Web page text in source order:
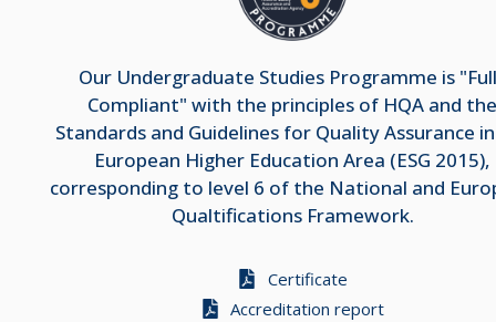
Our Undergraduate Studies Programme is
Compliant" with the principles of HQA and the
Standards and Guidelines for Quality Assurance
European Higher Education Area (ESG 2015),
corresponding to level 6 of the National and
Qualtifications Framework.
Certificate
Accreditation report